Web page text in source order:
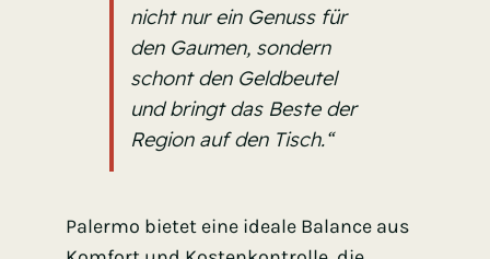
nicht nur ein Genuss für
den Gaumen, sondern
schont den Geldbeutel
und bringt das Beste der
Region auf den Tisch.“
Palermo bietet eine ideale Balance aus